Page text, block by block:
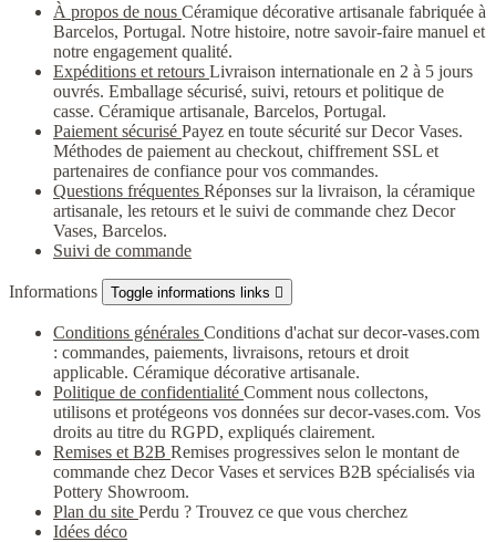
À propos de nous Céramique décorative artisanale fabriquée à
Barcelos, Portugal. Notre histoire, notre savoir-faire manuel et
notre engagement qualité.
Expéditions et retours Livraison internationale en 2 à 5 jours
ouvrés. Emballage sécurisé, suivi, retours et politique de
casse. Céramique artisanale, Barcelos, Portugal.
Paiement sécurisé Payez en toute sécurité sur Decor Vases.
Méthodes de paiement au checkout, chiffrement SSL et
partenaires de confiance pour vos commandes.
Questions fréquentes Réponses sur la livraison, la céramique
artisanale, les retours et le suivi de commande chez Decor
Vases, Barcelos.
Suivi de commande
Informations Toggle informations links 
Conditions générales Conditions d'achat sur decor-vases.com
: commandes, paiements, livraisons, retours et droit
applicable. Céramique décorative artisanale.
Politique de confidentialité Comment nous collectons,
utilisons et protégeons vos données sur decor-vases.com. Vos
droits au titre du RGPD, expliqués clairement.
Remises et B2B Remises progressives selon le montant de
commande chez Decor Vases et services B2B spécialisés via
Pottery Showroom.
Plan du site Perdu ? Trouvez ce que vous cherchez
Idées déco